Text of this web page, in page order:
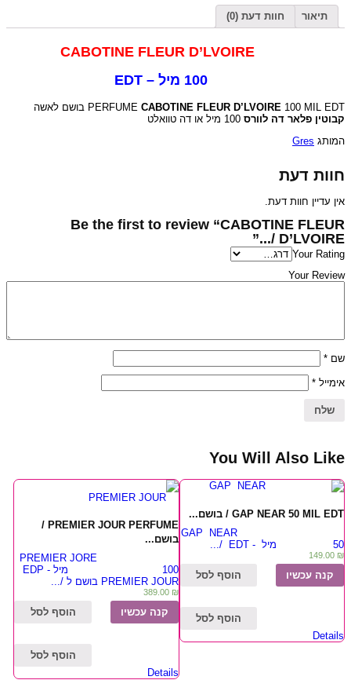
100
תיאור חוות דעת (0)
PERFUME CABOTINE FLEUR D’LVOIRE 100 MIL EDT בושם לאשה
קבוטין פלאר דה לוורס
המותג Gres
חוות דעת
אין עדיין חוות דעת.
Be the first to review “CABOTINE FLEUR
D’LVOIRE /...”
Your Rating
Your Review
שם *
אימייל *
You Will Also Like
GAP NEAR 50 MIL EDT / בושם...
GAP NEAR
50 מיל - EDT /...
149.00 ₪
הוסף לסל קנה עכשיו
הוסף לסל
Details
PREMIER JOUR PERFUME /
בושם...
PREMIER JORE
100 מיל - EDP
PREMIER JOUR בושם ל /...
389.00 ₪
הוסף לסל קנה עכשיו
הוסף לסל
Details